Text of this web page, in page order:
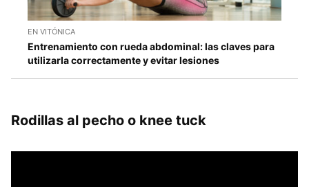
EN VITÓNICA
Entrenamiento con rueda abdominal: las claves para
utilizarla correctamente y evitar lesiones
Rodillas al pecho o knee tuck